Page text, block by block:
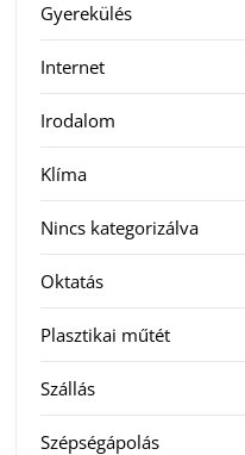
Gyerekülés
Internet
Irodalom
Klíma
Nincs kategorizálva
Oktatás
Plasztikai műtét
Szállás
Szépségápolás